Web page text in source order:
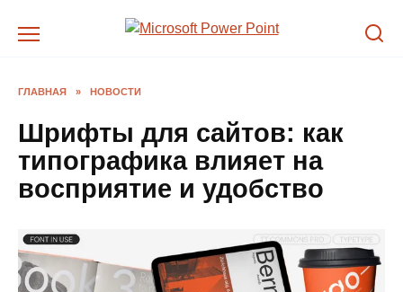
ГЛАВНАЯ » НОВОСТИ
Шрифты для сайтов: как
типографика влияет на
восприятие и удобство